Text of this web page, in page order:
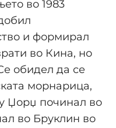
во 1983
и формирал
во Кина, но
обидел да се
морнарица,
Џорџ починал во
во Бруклин во